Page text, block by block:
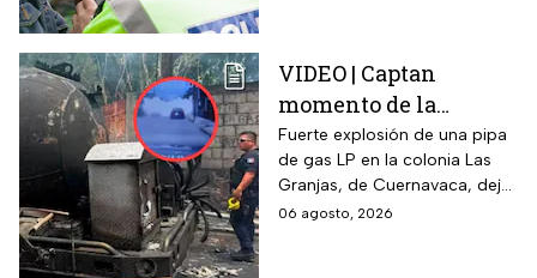
VIDEO | Captan
momento de la
explosión de pipa de
gas en Cuernavaca:
¡Imágenes sensibles!
Fuerte explosión de una pipa
de gas LP en la colonia Las
Granjas, de Cuernavaca, dejó
21 heridos y causó pánico
06 agosto, 2026